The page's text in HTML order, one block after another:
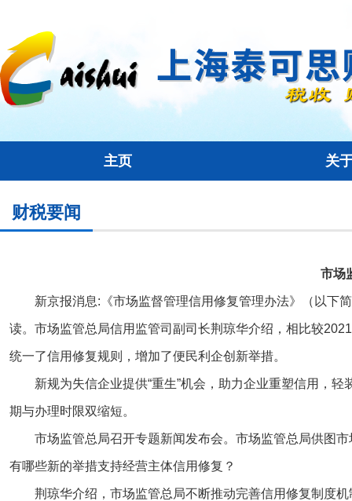
主页 关
财税要闻
市场
新京报消息:《市场监督管理信用修复管理办法》（以下
读。市场监管总局信用监管司副司长荆琼华介绍，相比较
统一了信用修复规则，增加了便民利企创新举措。
新规为失信企业提供“重生”机会，助力企业重塑信用，
期与办理时限双缩短。
市场监管总局召开专题新闻发布会。市场监管总局供图
有哪些新的举措支持经营主体信用修复？
荆琼华介绍，市场监管总局不断推动完善信用修复制度